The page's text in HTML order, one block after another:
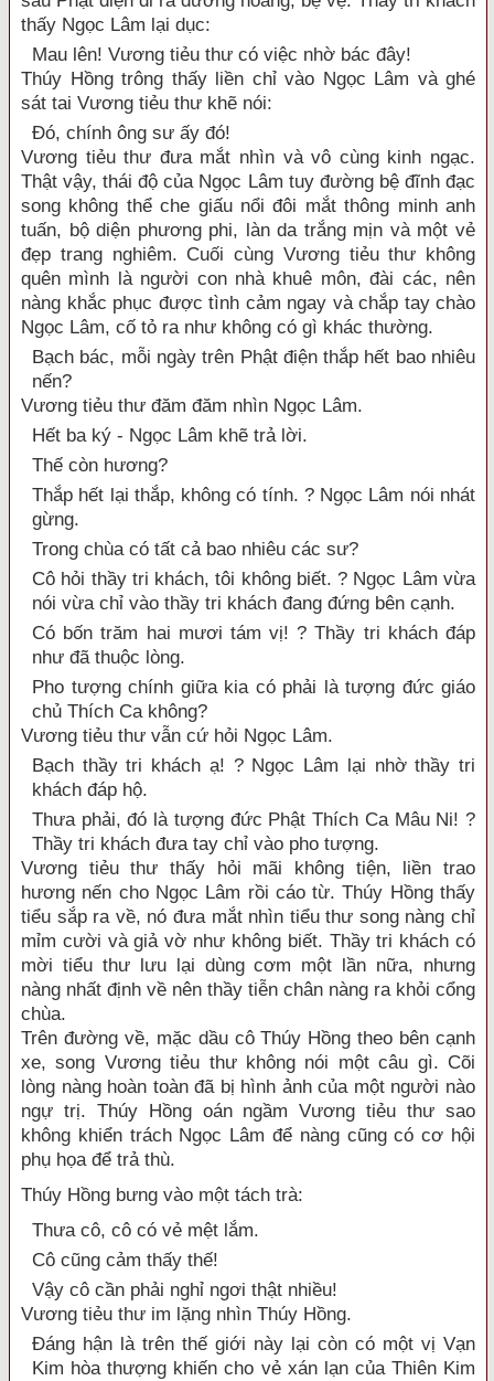
thấy Ngọc Lâm lại dục:
Mau lên! Vương tiẻu thư có việc nhờ bác đây!
Thúy Hồng trông thấy liền chỉ vào Ngọc Lâm và ghé
sát tai Vương tiẻu thư khẽ nói:
Đó, chính ông sư ấy đó!
Vương tiẻu thư đưa mắt nhìn và vô cùng kinh ngạc.
Thật vậy, thái độ của Ngọc Lâm tuy đường bệ đĩnh đạc
song không thể che giấu nổi đôi mắt thông minh anh
tuấn, bộ diện phương phi, làn da trắng mịn và một vẻ
đẹp trang nghiêm. Cuối cùng Vương tiẻu thư không
quên mình là người con nhà khuê môn, đài các, nên
nàng khắc phục được tình cảm ngay và chắp tay chào
Ngọc Lâm, cố tỏ ra như không có gì khác thường.
Bạch bác, mỗi ngày trên Phật điện thắp hết bao nhiêu
nến?
Vương tiẻu thư đăm đăm nhìn Ngọc Lâm.
Hết ba ký - Ngọc Lâm khẽ trả lời.
Thế còn hương?
Thắp hết lại thắp, không có tính. ? Ngọc Lâm nói nhát
gừng.
Trong chùa có tất cả bao nhiêu các sư?
Cô hỏi thầy tri khách, tôi không biết. ? Ngọc Lâm vừa
nói vừa chỉ vào thầy tri khách đang đứng bên cạnh.
Có bốn trăm hai mươi tám vị! ? Thầy tri khách đáp
như đã thuộc lòng.
Pho tượng chính giữa kia có phải là tượng đức giáo
chủ Thích Ca không?
Vương tiẻu thư vẫn cứ hỏi Ngọc Lâm.
Bạch thầy tri khách ạ! ? Ngọc Lâm lại nhờ thầy tri
khách đáp hộ.
Thưa phải, đó là tượng đức Phật Thích Ca Mâu Ni! ?
Thầy tri khách đưa tay chỉ vào pho tượng.
Vương tiẻu thư thấy hỏi mãi không tiện, liền trao
hương nến cho Ngọc Lâm rồi cáo từ. Thúy Hồng thấy
tiểu sắp ra về, nó đưa mắt nhìn tiểu thư song nàng chỉ
mỉm cười và giả vờ như không biết. Thầy tri khách có
mời tiểu thư lưu lại dùng cơm một lần nữa, nhưng
nàng nhất định về nên thầy tiễn chân nàng ra khỏi cổng
chùa.
Trên đường về, mặc dầu cô Thúy Hồng theo bên cạnh
xe, song Vương tiẻu thư không nói một câu gì. Cõi
lòng nàng hoàn toàn đã bị hình ảnh của một người nào
ngự trị. Thúy Hồng oán ngầm Vương tiẻu thư sao
không khiển trách Ngọc Lâm để nàng cũng có cơ hội
phụ họa để trả thù.
Thúy Hồng bưng vào một tách trà:
Thưa cô, cô có vẻ mệt lắm.
Cô cũng cảm thấy thế!
Vậy cô cần phải nghỉ ngơi thật nhiều!
Vương tiẻu thư im lặng nhìn Thúy Hồng.
Đáng hận là trên thế giới này lại còn có một vị Vạn
Kim hòa thượng khiến cho vẻ xán lạn của Thiên Kim